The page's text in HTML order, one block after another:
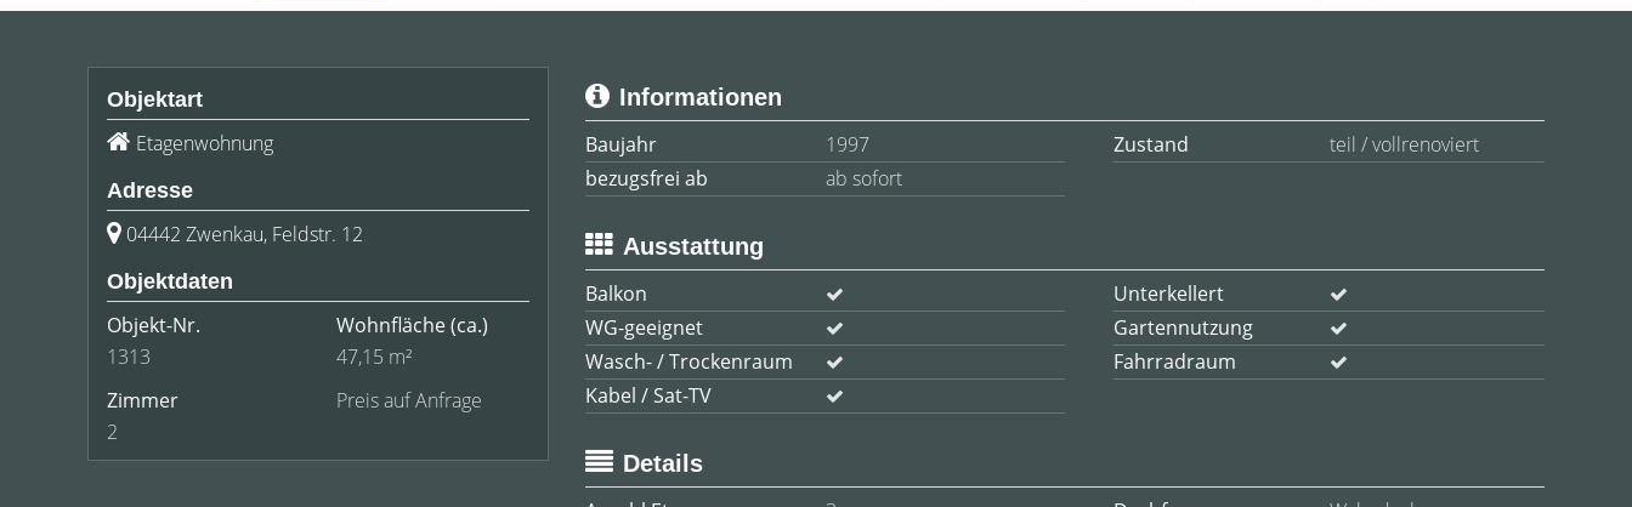
Objektart
Etagenwohnung
Adresse
04442 Zwenkau, Feldstr. 12
Objektdaten
Objekt-Nr.
1313
Wohnfläche(ca.)
47,15 m²
Zimmer
2
Preis auf Anfrage
Informationen
Baujahr
1997 Zustand
teil / vollrenoviert
bezugsfrei ab
ab sofort
Ausstattung
Balkon
Unterkellert
WG-geeignet
Gartennutzung
Wasch- / Trockenraum
Fahrradraum
Kabel / Sat-TV
Details